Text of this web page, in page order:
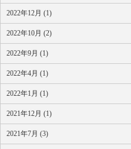
2022年12月 (1)
2022年10月 (2)
2022年9月 (1)
2022年4月 (1)
2022年1月 (1)
2021年12月 (1)
2021年7月 (3)